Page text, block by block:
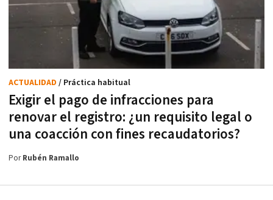
Exigir el pago de infracciones para
renovar el registro: ¿un requisito legal o
una coacción con fines recaudatorios?
ACTUALIDAD / Práctica habitual
PorRubén Ramallo